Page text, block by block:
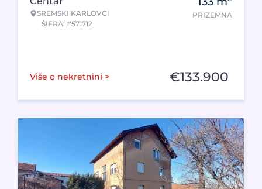
SREMSKI KARLOVCI
ŠIFRA: #571712
PRIZEMNA
Više o nekretnini > €133.900